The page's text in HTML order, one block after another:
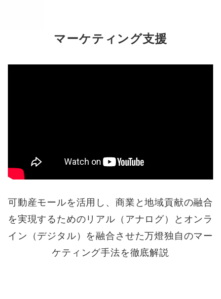
マーケティング支援
可動産モールを活用し、商業と地域貢献の融合
を実現するためのリアル（アナログ）と オンラ
イン（デジタル）を融合させた万燈独自のマー
ケティング手法を徹底解説